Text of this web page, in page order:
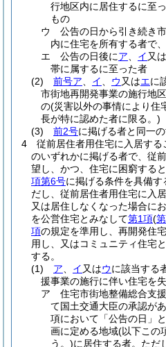
行地区内に居住するに至
もの
ウ
公告の日から引き続き
内に住宅を所有する者で
エ
公告の日後にア イ 又は
帯に属するに至った者
(2)
前号ア イ ウ 又はエに
市街地再開発事業の施行地
の(災害以外の事情により住
長が特に認めた者に限る。)
(3)
前2号に掲げる者と同一
4
従前居住者用住宅に入居する
のいずれかに掲げる者で、従
望し、かつ、住宅に困窮する
項第6号に掲げる条件を具備す
だし、従前居住者用住宅に入
又は居住しなくなった場合に
を公営住宅とみなして第1項(
項の規定を準用し、再開発住
用し、又はコミュニティ住宅
する。
(1)
ア イ 又はウに該当する
援事業の施行に伴い住宅を
ア
住宅市街地整備総合支
て国土交通大臣の承認が
項において「公告の日」
画に定める地域(以下この
う。)に居住する者。 ただ